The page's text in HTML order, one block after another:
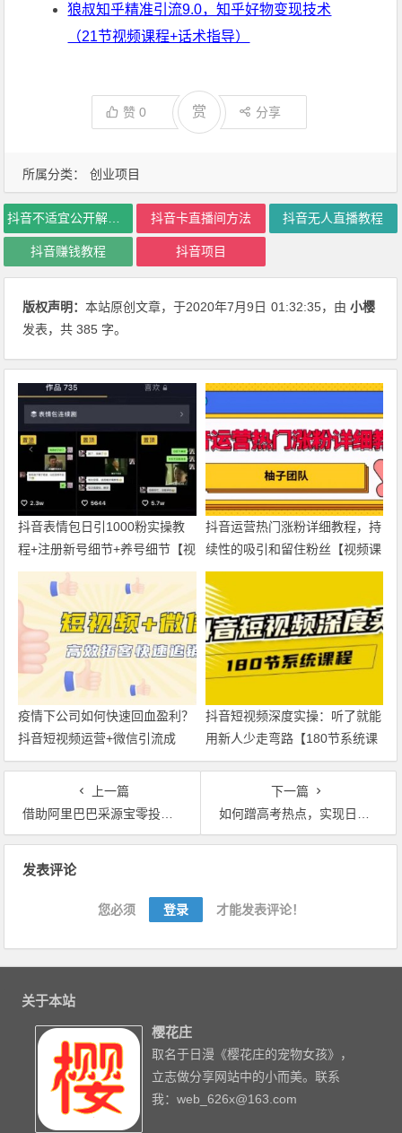
所属分类： 创业项目
狼叔知乎精准引流9.0，知乎好物变现技术
（21节视频课程+话术指导）
赞0 赏 分享
抖音卡直播间方法 抖音无人直播教程
抖音赚钱教程 抖音项目
版权声明：本站原创文章，于2020年7月9日 01:32:35，由小樱
发表，共 385 字。
抖音表情包日引1000粉实操教
程+注册新号细节+养号细节【视
频教程】
抖音运营热门涨粉详细教程，持
续性的吸引和留住粉丝【视频课
程】
疫情下公司如何快速回血盈利？
抖音短视频运营+微信引流成
交，高效拓客快速追销【视频教
抖音短视频深度实操：听了就能
用新人少走弯路【180节系统课
程】
上一篇
借助阿里巴巴采源宝零投资赚信息差，最新管道项目轻松月赚1w【视频教程】
下一篇
如何蹭高考热点，实现日赚一千的小目标？【视频教程】
发表评论
您必须 登录 才能发表评论！
关于本站
樱花庄
取名于日漫《樱花庄的宠物女孩》，
立志做分享网站中的小而美。联系
我：web_626x@163.com